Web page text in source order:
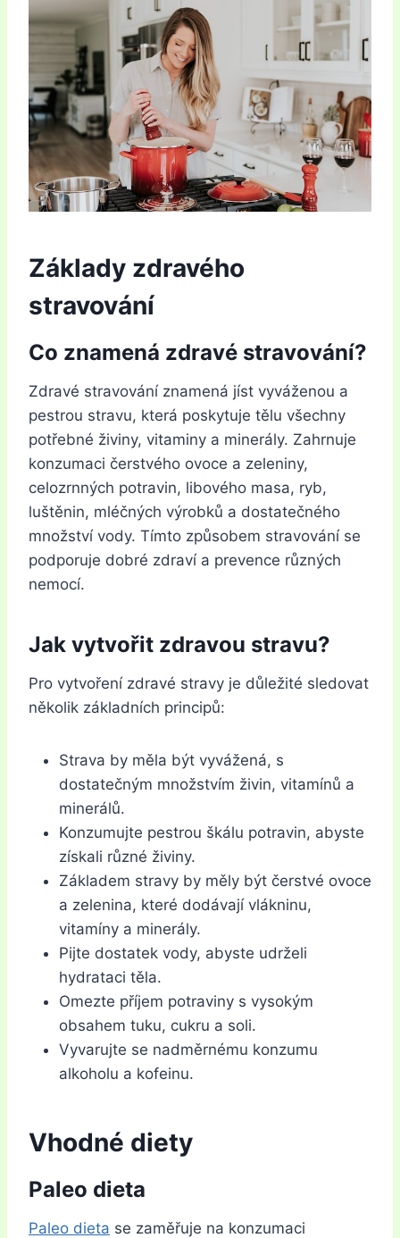
Základy zdravého
stravování
Co znamená zdravé stravování?
Zdravé stravování znamená jíst vyváženou a
pestrou stravu, která poskytuje tělu všechny
potřebné živiny, vitaminy a minerály. Zahrnuje
konzumaci čerstvého ovoce a zeleniny,
celozrnných potravin, libového masa, ryb,
luštěnin, mléčných výrobků a dostatečného
množství vody. Tímto způsobem stravování se
podporuje dobré zdraví a prevence různých
nemocí.
Jak vytvořit zdravou stravu?
Pro vytvoření zdravé stravy je důležité sledovat
několik základních principů:
Strava by měla být vyvážená, s
dostatečným množstvím živin, vitamínů a
minerálů.
Konzumujte pestrou škálu potravin, abyste
získali různé živiny.
Základem stravy by měly být čerstvé ovoce
a zelenina, které dodávají vlákninu,
vitamíny a minerály.
Pijte dostatek vody, abyste udrželi
hydrataci těla.
Omezte příjem potraviny s vysokým
obsahem tuku, cukru a soli.
Vyvarujte se nadměrnému konzumu
alkoholu a kofeinu.
Vhodné diety
Paleo dieta
Paleo dieta se zaměřuje na konzumaci